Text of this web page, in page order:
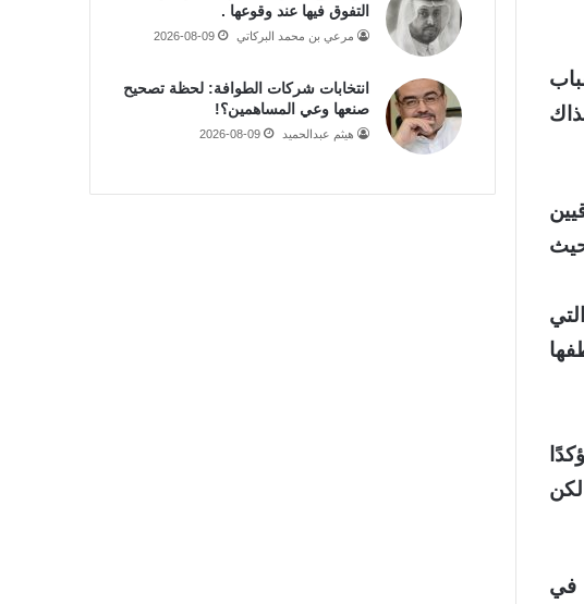
الشباب
في
التفوق فيها عند وقوعها .
مرعي بن محمد البركاتي 2026-08-09
انتخابات شركات الطوافة: لحظة تصحيح
صنعها وعي المساهمين؟!
هيثم عبدالحميد 2026-08-09